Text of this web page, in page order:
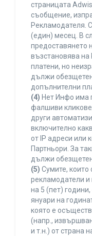
страницата
съобщение,
Рекламодателя.
(един) месец. В
предоставянето
възстановява на
платени, но
дължи
допълнителни
(4) Нет Инфо има
фалшиви
други
включително
от IP адреси или
Партньори. За
дължи
(5) Сумите, които
рекламодатели
на 5 (пет) години,
януари на
която е
(напр.,
и т.н.) от страна